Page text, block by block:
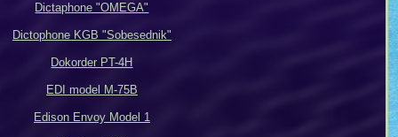
Dictaphone "OMEGA"
Dictophone KGB "Sobesednik"
Dokorder PT-4H
EDI model M-75B
Edison Envoy Model 1